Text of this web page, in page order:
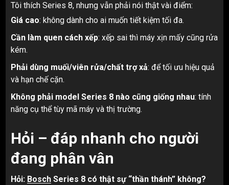
Tôi thích Series 8, nhưng vẫn phải nói thật vài điểm:
Giá cao: không dành cho ai muốn tiết kiệm tối đa.
Cần làm quen cách xếp: xếp sai thì máy xịn mấy cũng rửa
kém.
Phải dùng muối/viên rửa/chất trợ xả: để tối ưu hiệu quả
và hạn chế cặn.
Không phải model Series 8 nào cũng giống nhau: tính
năng cụ thể tùy mã máy và thị trường.
Hỏi – đáp nhanh cho người
đang phân vân
Hỏi: Bosch Series 8 có thật sự “thần thánh” không?